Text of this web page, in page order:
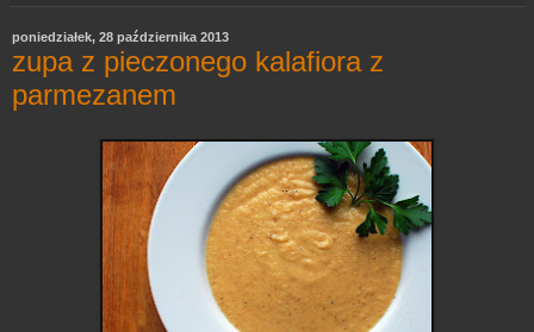
poniedziałek, 28 października 2013
zupa z pieczonego kalafiora z
parmezanem